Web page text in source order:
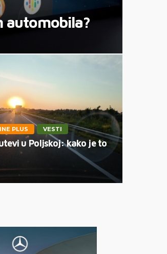
automobila?
PLUS VESTI
u Poljskoj: kako je to